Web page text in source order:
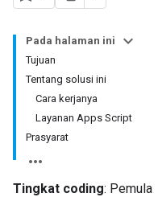
Pada halaman ini
Tujuan
Tentang solusi ini
Cara kerjanya
Layanan Apps Script
Prasyarat
Tingkat coding: Pemula